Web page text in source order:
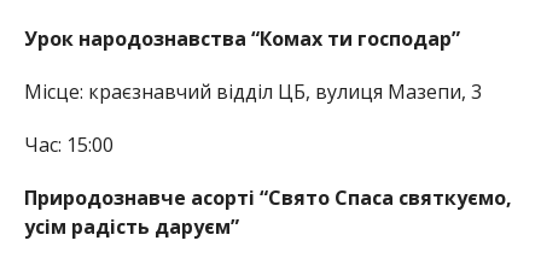
Урок народознавства “Комах ти господар”
Місце: краєзнавчий відділ ЦБ, вулиця Мазепи, 3
Час: 15:00
Природознавче асорті “Свято Спаса святкуємо,
усім радість даруєм”